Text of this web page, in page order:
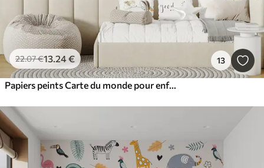
22.07€13 .24€ 13
Papiers peints Carte du monde pour enfants avec animaux